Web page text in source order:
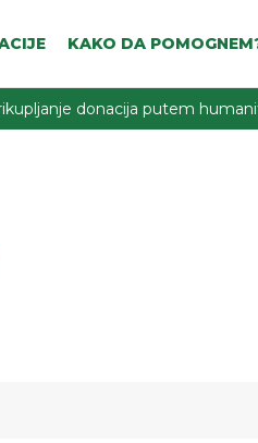
KAKO DA
donacija putem